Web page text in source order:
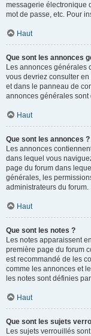
messagerie électronique
mot de passe, etc. Pour
Haut
Que sont les annonces
Les annonces générales
vous devriez consulter
et dans le panneau de
annonces générales
Haut
Que sont les annonces ?
Les annonces
dans lequel vous
page du forum dans
générales, les
administrateurs du forum.
Haut
Que sont les notes ?
Les notes apparaissent
première page du forum
est recommandé de les
comme les annonces et
les notes sont définies
Haut
Que sont les sujets
Les sujets verrouillés